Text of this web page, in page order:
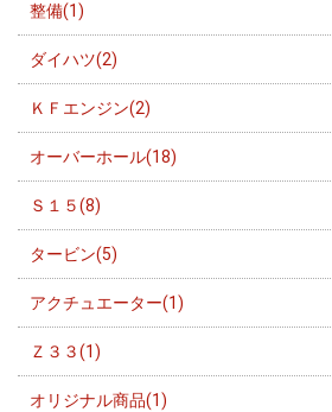
整備(1)
ダイハツ(2)
ＫＦエンジン(2)
オーバーホール(18)
Ｓ１５(8)
タービン(5)
アクチュエーター(1)
Ｚ３３(1)
オリジナル商品(1)